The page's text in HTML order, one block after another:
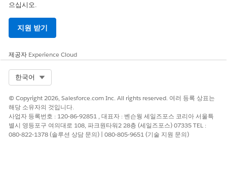
우:EU 운영
EU 운영 구역은 특
로 더 높은 수준의
데이터 보존을 약속
합니다. DevOps
Center는 표준 제품
부분을 포함하지 않
는 EU 조직에서지
원됩니다.
시작하기 전에 Salesforce DX MCP Server를 설정합니다.
으십시오.
지원 받기
제공자 Experience Cloud
한국어
© Copyright 2026, Salesforce.com Inc. All rights reserved. 여러 등록 상표는
해당 소유자의 것입니다.
사업자 등록번호 : 120-86-92851 , 대표자 : 벤슨웡 세일즈포스 코리아 서울특
별시 영등포구 여의대로 108, 파크원타워2 28층 (세일즈포스) 07335 TEL :
080-822-1378 (솔루션 상담 문의) | 080-805-9651 (기술 지원 문의)